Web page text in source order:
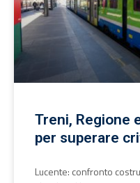
Treni, Regione
per superare
Lucente: confronto